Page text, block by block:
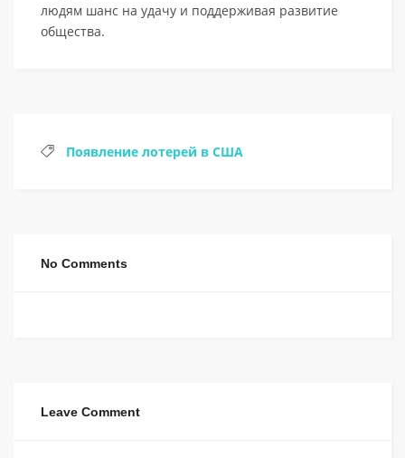
людям шанс на удачу и поддерживая развитие
общества.
Появление лотерей в США
No Comments
Leave Comment